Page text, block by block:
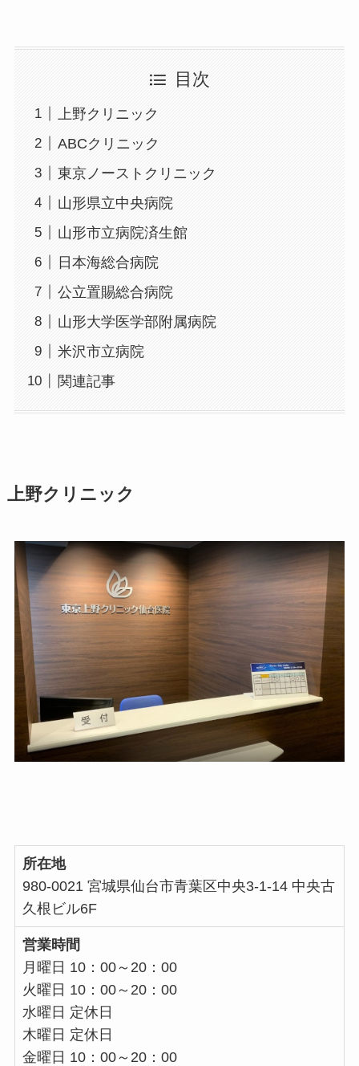
目次
上野クリニック
ABCクリニック
東京ノーストクリニック
山形県立中央病院
山形市立病院済生館
日本海総合病院
公立置賜総合病院
山形大学医学部附属病院
米沢市立病院
関連記事
上野クリニック
所在地
980-0021 宮城県仙台市青葉区中央3-1-14 中央古
久根ビル6F
営業時間
月曜日 10：00～20：00
火曜日 10：00～20：00
水曜日 定休日
木曜日 定休日
金曜日 10：00～20：00